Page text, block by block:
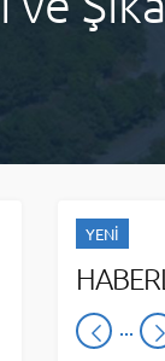
YENİ